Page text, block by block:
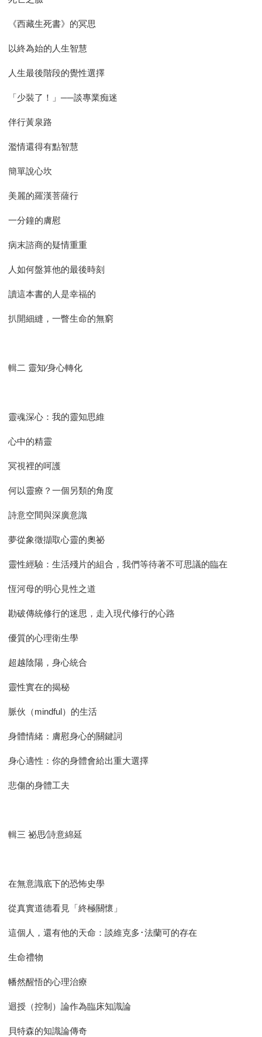
《西藏生死書》的冥思
以終為始的人生智慧
人生最後階段的覺性選擇
「少裝了！」──談專業痴迷
伴行黃泉路
濫情還得有點智慧
簡單說心坎
美麗的羅漢菩薩行
一分鐘的膚慰
病末諮商的疑情重重
人如何盤算他的最後時刻
讀這本書的人是幸福的
扒開細縫，一瞥生命的無窮
輯二 靈知∕身心轉化
靈魂深心：我的靈知思維
心中的精靈
冥視裡的呵護
何以靈療？一個另類的角度
詩意空間與深廣意識
夢從象徵擷取心靈的奧祕
靈性經驗：生活殘片的組合，我們等待著不可思議的臨在
恆河母的明心見性之道
勘破傳統修行的迷思，走入現代修行的心路
優質的心理衛生學
超越陰陽，身心統合
靈性實在的揭秘
脈伙（mindful）的生活
身體情緒：膚慰身心的關鍵詞
身心適性：你的身體會給出重大選擇
悲傷的身體工夫
輯三 祕思∕詩意綿延
在無意識底下的恐怖史學
從真實道德看見「終極關懷」
這個人，還有他的天命：談維克多･法蘭可的存在
生命禮物
幡然醒悟的心理治療
迴授（控制）論作為臨床知識論
貝特森的知識論傳奇